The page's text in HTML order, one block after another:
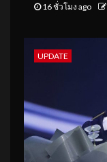
16 ชั่วโมง ago
UPDATE